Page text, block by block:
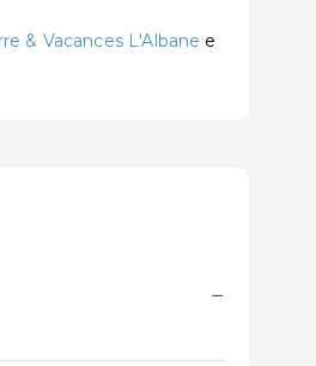
& Vacances L'Albane e
−